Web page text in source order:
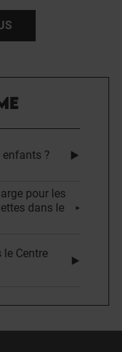
enfants ?
pour les
dans le
le Centre